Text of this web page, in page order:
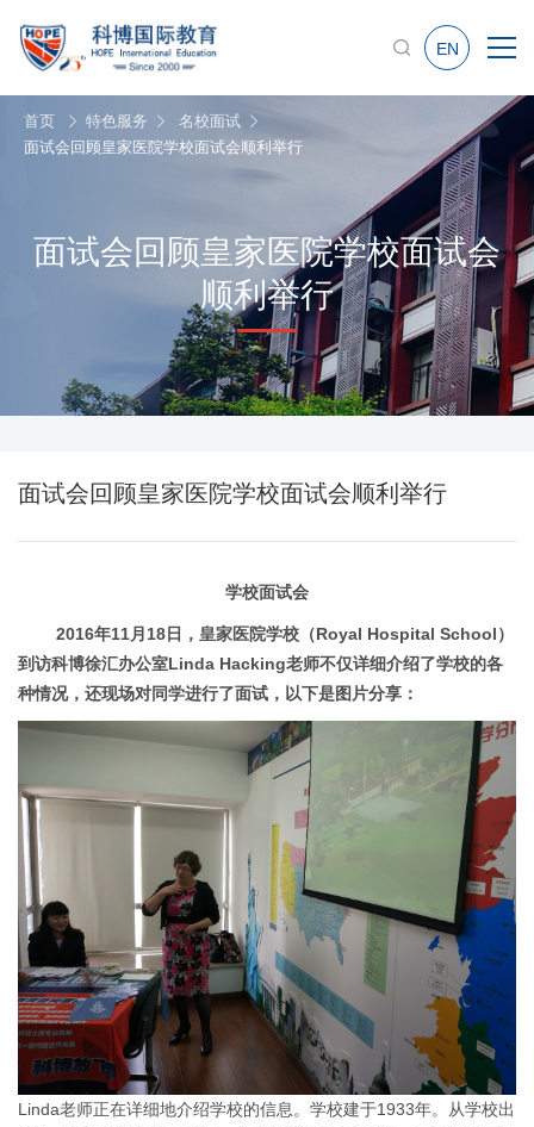
EN
首页 特色服务
名校面试
面试会回顾皇家医院学校面试会顺利举行
面试会回顾皇家医院学校面试会
顺利举行
面试会回顾皇家医院学校面试会顺利举行
学校面试会
2016年11月 18日，皇家医院学校（Royal Hospital School）
到访科博徐汇办公室Linda Hacking老师不仅详细介绍了学校的各
种情况，还现场对同学进行了面试，以下是图片分享：
Linda老师正在详细地介绍学校的信息。学校建于1933年。从学校出